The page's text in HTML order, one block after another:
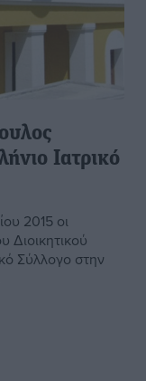
Ιατρικό
2015 οι
Διοικητικού
Σύλλογο στην